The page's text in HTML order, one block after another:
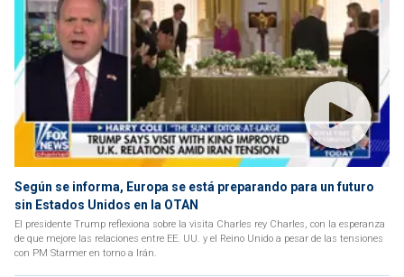
Según se informa, Europa se está preparando para un futuro
sin Estados Unidos en la OTAN
El presidente Trump reflexiona sobre la visita Charles rey Charles, con la esperanza
de que mejore las relaciones entre EE. UU. y el Reino Unido a pesar de las tensiones
con PM Starmer en torno a Irán.